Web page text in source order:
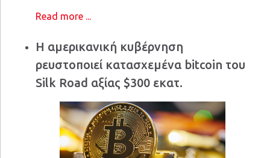
Read more ...
Η αμερικανική κυβέρνηση
ρευστοποιεί κατασχεμένα bitcoin του
Silk Road αξίας $300 εκατ.